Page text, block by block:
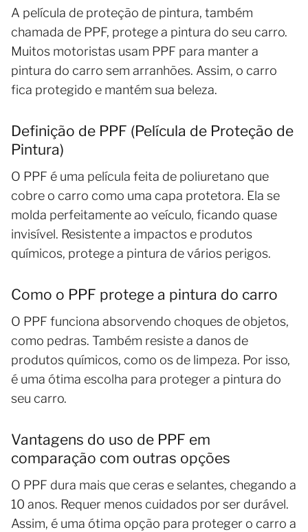
A película de proteção de pintura, também
chamada de PPF, protege a pintura do seu carro.
Muitos motoristas usam PPF para manter a
pintura do carro sem arranhões. Assim, o carro
fica protegido e mantém sua beleza.
Definição de PPF (Película de Proteção de
Pintura)
O PPF é uma película feita de poliuretano que
cobre o carro como uma capa protetora. Ela se
molda perfeitamente ao veículo, ficando quase
invisível. Resistente a impactos e produtos
químicos, protege a pintura de vários perigos.
Como o PPF protege a pintura do carro
O PPF funciona absorvendo choques de objetos,
como pedras. Também resiste a danos de
produtos químicos, como os de limpeza. Por isso,
é uma ótima escolha para proteger a pintura do
seu carro.
Vantagens do uso de PPF em
comparação com outras opções
O PPF dura mais que ceras e selantes, chegando a
10 anos. Requer menos cuidados por ser durável.
Assim, é uma ótima opção para proteger o carro a